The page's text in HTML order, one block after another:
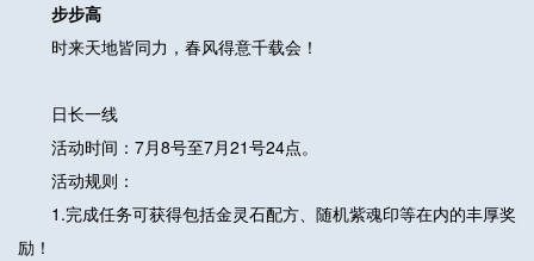
步步高
时来天地皆同力，春风得意千载会！
日长一线
活动时间：7月8号至7月21号24点。
活动规则：
1.完成任务可获得包括金灵石配方、随机紫魂印等在内的丰厚奖
励！